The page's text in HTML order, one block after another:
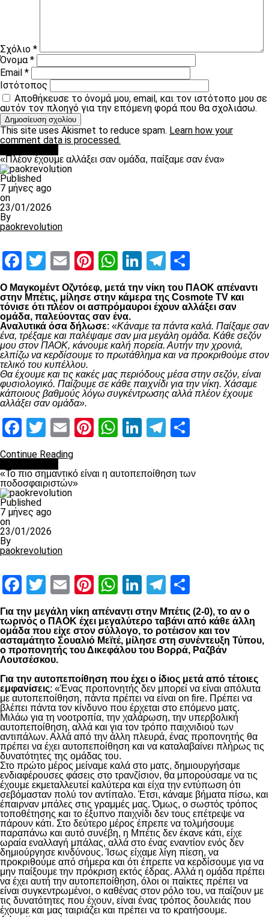
Σχόλιο *
Όνομα*
Email *
Ιστότοπος
Αποθήκευσε το όνομά μου, email, και τον ιστότοπο μου σε
αυτόν τον πλοηγό για την επόμενη φορά που θα σχολιάσω.
This site uses Akismet to reduce spam. Learn how your
comment data is processed.
«Πλέον έχουμε αλλάξει σαν ομάδα, παίξαμε σαν ένα»
Published
7 μήνες ago
on
23/01/2026
By
paokrevolution
Facebook
Twitter
EmailPinterest
WhatsApp
LinkedIn
Telegram
Ο Μαγκομέντ Οζντόεφ, μετά την νίκη του ΠΑΟΚ απέναντι
στην Μπέτις, μίλησε στην κάμερα της Cosmote TV και
τόνισε ότι πλέον οι ασπρόμαυροι έχουν αλλάξει σαν
ομάδα, παλεύοντας σαν ένα.
Αναλυτικά όσα δήλωσε: «Κάναμε τα πάντα καλά. Παίξαμε σαν
ένα, τρέξαμε και παλέψαμε σαν μια μεγάλη ομάδα. Κάθε σεζόν
μου στον ΠΑΟΚ, κάνουμε καλή πορεία. Αυτήν την χρονιά,
ελπίζω να κερδίσουμε το πρωτάθλημα και να προκριθούμε στον
τελικό του κυπέλλου.
Θα έχουμε και τις κακές μας περιόδους μέσα στην σεζόν, είναι
φυσιολογικό. Παίζουμε σε κάθε παιχνίδι για την νίκη. Χάσαμε
κάποιους βαθμούς λόγω συγκέντρωσης αλλά πλέον έχουμε
αλλάξει σαν ομάδα».
Facebook
Twitter
EmailPinterest
WhatsApp
LinkedIn
Telegram
Continue Reading
«Το πιο σημαντικό είναι η αυτοπεποίθηση των
ποδοσφαιριστών»
Published
7 μήνες ago
on
23/01/2026
By
paokrevolution
Facebook
Twitter
EmailPinterest
WhatsApp
LinkedIn
Telegram
Για την μεγάλη νίκη απέναντι στην Μπέτις (2-0), το αν ο
τωρινός ο ΠΑΟΚ έχει μεγαλύτερο ταβάνι από κάθε άλλη
ομάδα που είχε στον σύλλογο, το ροτέισον και τον
ασταμάτητο Σουαλιό Μεϊτέ, μίλησε στη συνέντευξη Τύπου,
ο προπονητής του Δικεφάλου του Βορρά, Ραζβάν
Λουτσέσκου.
Για την αυτοπεποίθηση που έχει ο ίδιος μετά από τέτοιες
εμφανίσεις: «Ένας προπονητής δεν μπορεί να είναι απόλυτα
με αυτοπεποίθηση, πάντα πρέπει να είναι on fire. Πρέπει να
βλέπει πάντα τον κίνδυνο που έρχεται στο επόμενο ματς.
Μιλάω για τη νοοτροπία, την χαλάρωση, την υπερβολική
αυτοπεποίθηση, αλλά και για τον τρόπο παιχνιδιού των
αντιπάλων. Αλλά από την άλλη πλευρά, ένας προπονητής θα
πρέπει να έχει αυτοπεποίθηση και να καταλαβαίνει πλήρως τις
δυνατότητες της ομάδας του.
Στο πρώτο μέρος μείναμε καλά στο ματς, δημιουργήσαμε
ενδιαφέρουσες φάσεις στο τρανζίσιον, θα μπορούσαμε να τις
έχουμε εκμεταλλευτεί καλύτερα και είχα την εντύπωση ότι
σεβόμασταν πολύ τον αντίπαλο. Έτσι, κάναμε βήματα πίσω, και
έπαιρναν μπάλες στις γραμμές μας. Όμως, ο σωστός τρόπος
τοποθέτησης και το έξυπνο παιχνίδι δεν τους επέτρεψε να
πάρουν κάτι. Στο δεύτερο μέρος έπρεπε να τολμήσουμε
παραπάνω και αυτό συνέβη, η Μπέτις δεν έκανε κάτι, είχε
ωραία εναλλαγή μπάλας, αλλά στο ένας εναντίον ενός δεν
δημιούργησε κινδύνους. Ίσως είχαμε λίγη πίεση, να
προκριθούμε από σήμερα και ότι έπρεπε να κερδίσουμε για να
μην παίξουμε την πρόκριση εκτός έδρας. Αλλά η ομάδα πρέπει
να έχει αυτή την αυτοπεποίθηση, όλοι οι παίκτες πρέπει να
είναι συγκεντρωμένοι, ο καθένας στον ρόλο του, να παίζουν με
τις δυνατότητες που έχουν, είναι ένας τρόπος δουλειάς που
έχουμε και μας ταιριάζει και πρέπει να το κρατήσουμε.